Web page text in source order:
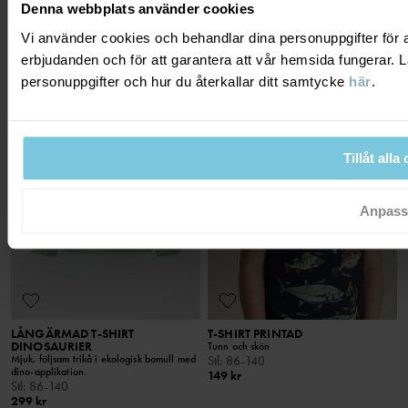
Denna webbplats använder cookies
Vi använder cookies och behandlar dina personuppgifter
erbjudanden och för att garantera att vår hemsida fungerar.
personuppgifter och hur du återkallar ditt samtycke här.
Tillåt alla
Stl:44-68
199 kr
LÅNGÄRMAD T-SHIRT
DINOSAURIER
Mjuk, följsam trikå i ekologisk bomull med
dino-applikation.
Stl: 86-140
299 kr
PO.P ON ADVENTURE
T-SHIRT PRINTAD
Tunn och skön
Stl: 86-140
149 kr